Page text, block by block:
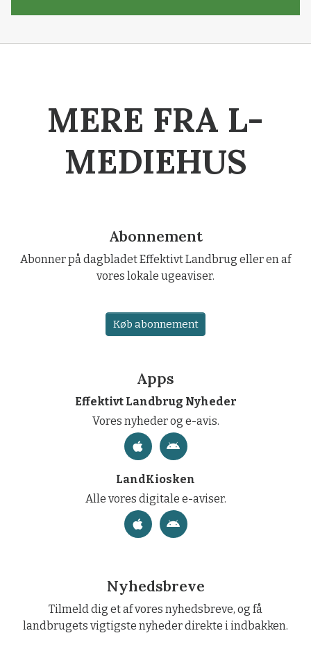
MERE FRA L-
MEDIEHUS
Abonnement
Abonner på dagbladet Effektivt Landbrug eller en af
vores lokale ugeaviser.
Køb abonnement
Apps
Effektivt Landbrug Nyheder
Vores nyheder og e-avis.
LandKiosken
Alle vores digitale e-aviser.
Nyhedsbreve
Tilmeld dig et af vores nyhedsbreve, og få
landbrugets vigtigste nyheder direkte i indbakken.